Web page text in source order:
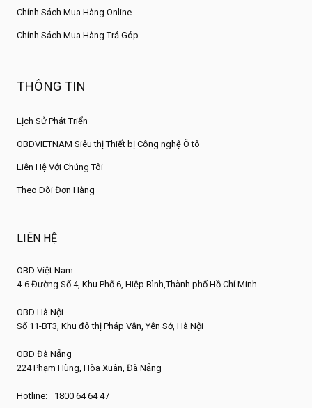
Chính Sách Mua Hàng Online
Chính Sách Mua Hàng Trả Góp
THÔNG TIN
Lịch Sử Phát Triển
OBDVIETNAM Siêu thị Thiết bị Công nghệ Ô tô
Liên Hệ Với Chúng Tôi
Theo Dõi Đơn Hàng
LIÊN HỆ
OBD Việt Nam
4-6 Đường Số 4, Khu Phố 6, Hiệp Bình,Thành phố Hồ Chí Minh
OBD Hà Nội
Số 11-BT3, Khu đô thị Pháp Vân, Yên Sở, Hà Nội
OBD Đà Nẵng
224 Phạm Hùng, Hòa Xuân, Đà Nẵng
Hotline: 1800 64 64 47